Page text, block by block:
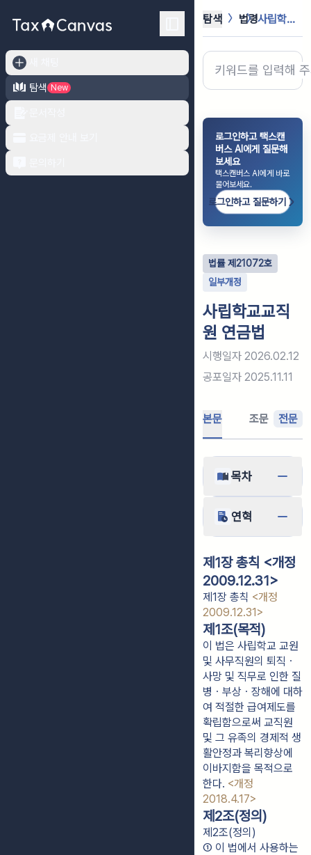
탐색
New
탐색 법령 사립학교교직원 연금법
로그인하고 택스캔
버스 AI에게 질문해
보세요
택스캔버스 AI에게 바로
물어보세요.
로그인하고 질문하기
법률제 21072호
일부개정
사립학교교직
원 연금법
시행일자 2026.02.12
공포일자 2025.11.11
본문 조문 전문
목차
연혁
제1장 총칙 <개정
2009.12.31>
제1장 총칙 <개정
2009.12.31>
제1조(목적)
이 법은 사립학교 교원
및 사무직원의 퇴직ㆍ
사망 및 직무로 인한 질
병ㆍ부상ㆍ장해에 대하
여 적절한 급여제도를
확립함으로써 교직원
및 그 유족의 경제적 생
활안정과 복리향상에
이바지함을 목적으로
한다. <개정
2018.4.17>
제2조(정의)
제2조(정의)
① 이 법에서 사용하는